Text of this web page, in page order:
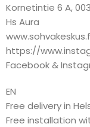
Kornetintie 6 A,
Hs Aura
https://
Facebook &
EN
Free delivery in
Free installation